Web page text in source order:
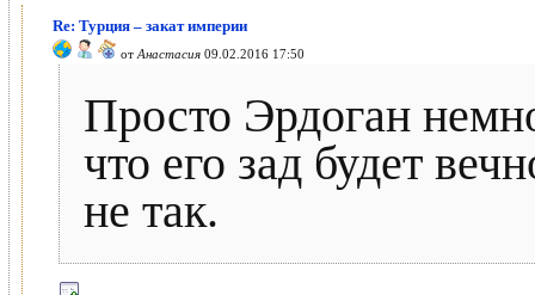
Re: Турция – закат империи
от Анастасия 09.02.2016 17:50
Просто Эрдоган
что его зад будет
не так.